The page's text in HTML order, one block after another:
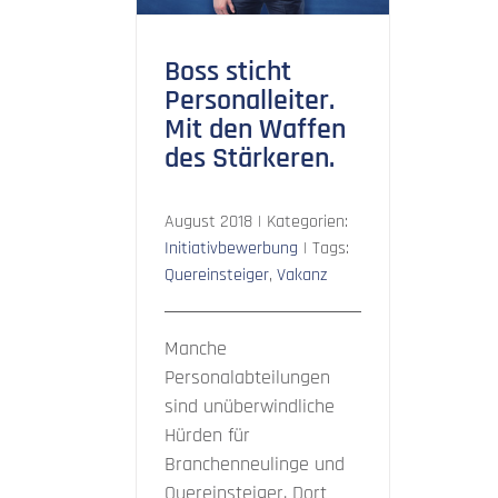
Boss sticht
Personalleiter.
Mit den Waffen
des Stärkeren.
August 2018 | Kategorien:
Initiativbewerbung | Tags:
Quereinsteiger, Vakanz
Manche
Personalabteilungen
sind unüberwindliche
Hürden für
Branchenneulinge und